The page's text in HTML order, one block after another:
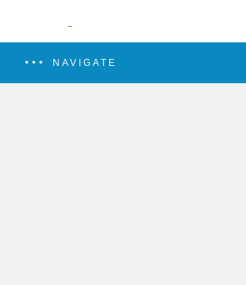
NAVIGATE